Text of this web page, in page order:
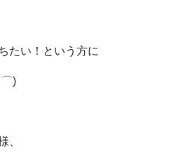
たい！という方に
、